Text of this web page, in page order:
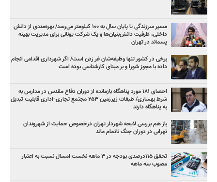
مسیر سرزندگی تا پایان سال به ۱۰۰ کیلومتر می‌رسد/ بهره‌مندی از دانش
داخلی، ظرفیت دانش‌بنیان‌ها و یک شرکت یونانی برای مدیریت بهینه
پسماند در تهران
برخی در کشور تنها وظیفه‌شان غر زدن است/ اگر شهرداری اقدامی انجام
داده با مجوز شورا و بر مبنای کارشناسی بوده است
احصای ۱۸۱ مورد پناهگاه بازمانده از دوران دفاع مقدس در مدارس به
شرط بهسازی/ طبقات زیرزمین ۲۵۳ مجتمع تجاری-اداری قابلیت تبدیل
به پناهگاه دارند
باز هم بررسی لایحه شهردار تهران درخصوص حمایت از شهروندان
تهرانی در دوران جنگ ناتمام ماند
تحقق ۱۱۵درصدی بودجه در ۳ ماهه نخست امسال نسبت به اعتبار
مصوب سه ماهه